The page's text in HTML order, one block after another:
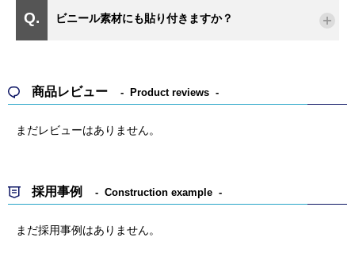
ビニール素材にも貼り付きますか？
商品レビュー Product reviews
まだレビューはありません。
採用事例 Construction example
まだ採用事例はありません。